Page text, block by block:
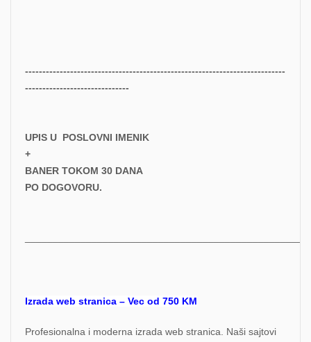
---------------------------------------------------------------------------
------------------------------
UPIS U POSLOVNI IMENIK
+
BANER TOKOM 30 DANA
PO DOGOVORU.
Izrada web stranica – Vec od 750 KM
Profesionalna i moderna izrada web stranica. Naši sajtovi